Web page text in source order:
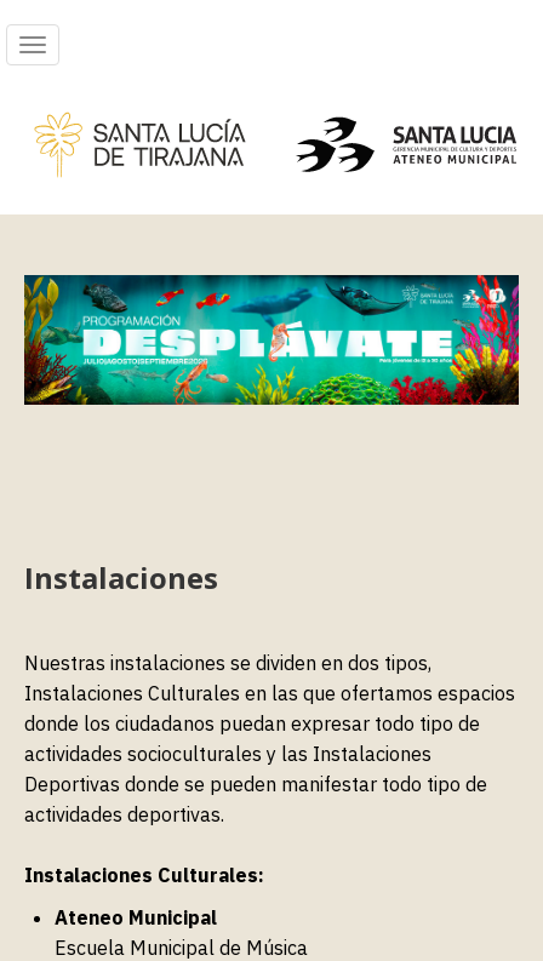
Instalaciones
Nuestras instalaciones se dividen en dos tipos,
Instalaciones Culturales en las que ofertamos espacios
donde los ciudadanos puedan expresar todo tipo de
actividades socioculturales y las Instalaciones
Deportivas donde se pueden manifestar todo tipo de
actividades deportivas.
Instalaciones Culturales:
Ateneo Municipal
Escuela Municipal de Música